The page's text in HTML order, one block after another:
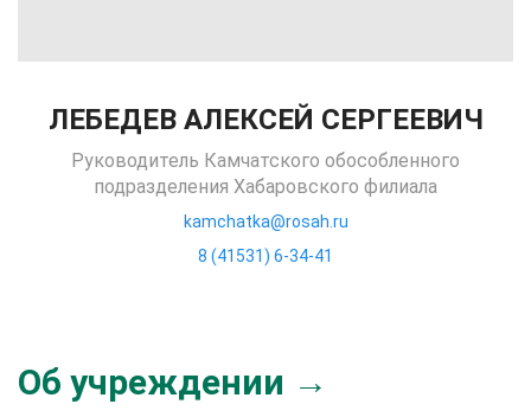
ЛЕБЕДЕВ АЛЕКСЕЙ СЕРГЕЕВИЧ
Руководитель Камчатского обособленного
подразделения Хабаровского филиала
kamchatka@rosah.ru
8 (41531) 6-34-41
Об учреждении →